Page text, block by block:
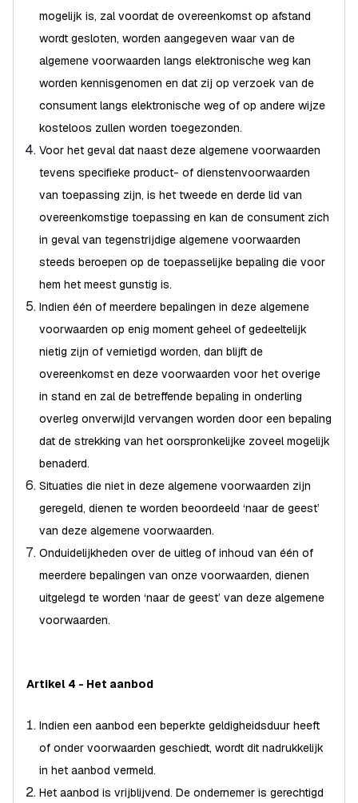
mogelijk is, zal voordat de overeenkomst op afstand
wordt gesloten, worden aangegeven waar van de
algemene voorwaarden langs elektronische weg kan
worden kennisgenomen en dat zij op verzoek van de
consument langs elektronische weg of op andere wijze
kosteloos zullen worden toegezonden.
Voor het geval dat naast deze algemene voorwaarden
tevens specifieke product- of dienstenvoorwaarden
van toepassing zijn, is het tweede en derde lid van
overeenkomstige toepassing en kan de consument zich
in geval van tegenstrijdige algemene voorwaarden
steeds beroepen op de toepasselijke bepaling die voor
hem het meest gunstig is.
Indien één of meerdere bepalingen in deze algemene
voorwaarden op enig moment geheel of gedeeltelijk
nietig zijn of vernietigd worden, dan blijft de
overeenkomst en deze voorwaarden voor het overige
in stand en zal de betreffende bepaling in onderling
overleg onverwijld vervangen worden door een bepaling
dat de strekking van het oorspronkelijke zoveel mogelijk
benaderd.
Situaties die niet in deze algemene voorwaarden zijn
geregeld, dienen te worden beoordeeld ‘naar de geest’
van deze algemene voorwaarden.
Onduidelijkheden over de uitleg of inhoud van één of
meerdere bepalingen van onze voorwaarden, dienen
uitgelegd te worden ‘naar de geest’ van deze algemene
voorwaarden.
Artikel 4 - Het aanbod
Indien een aanbod een beperkte geldigheidsduur heeft
of onder voorwaarden geschiedt, wordt dit nadrukkelijk
in het aanbod vermeld.
Het aanbod is vrijblijvend. De ondernemer is gerechtigd